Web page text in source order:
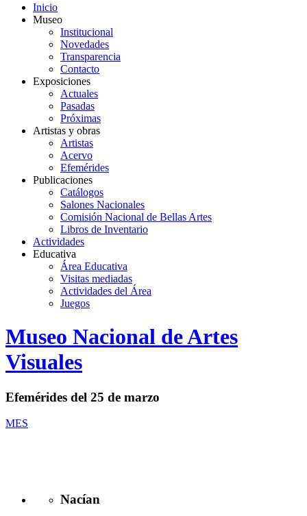
Inicio
Museo
Institucional
Novedades
Transparencia
Contacto
Exposiciones
Actuales
Pasadas
Próximas
Artistas y obras
Artistas
Acervo
Efemérides
Publicaciones
Catálogos
Salones Nacionales
Comisión Nacional de Bellas Artes
Libros de Inventario
Actividades
Educativa
Área Educativa
Visitas mediadas
Actividades del Área
Juegos
Logo
MNAV
Museo Nacional de Artes
Visuales
Efemérides del 25 de marzo
MES
Nacían